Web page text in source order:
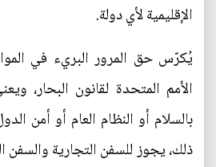
الإقليمية لأي دولة.
الأمم المتحدة لقانون البحار،
بالسلام أو النظام العام أو أمن
ذلك، يجوز للسفن التجارية والسفن